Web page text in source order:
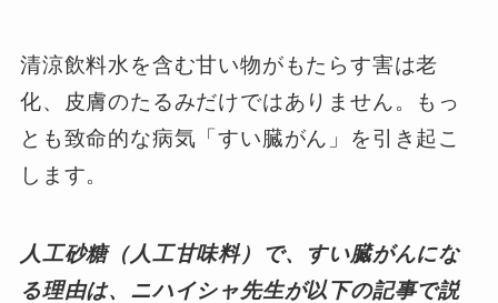
清涼飲料水を含む甘い物がもたらす害は老
化、皮膚のたるみだけではありません。もっ
とも致命的な病気「すい臓がん」を引き起こ
します。
人工砂糖（人工甘味料）で、すい臓がんにな
る理由は、ニハイシャ先生が以下の記事で説